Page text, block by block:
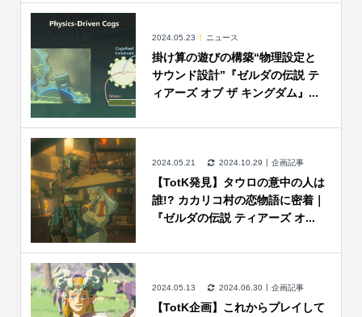
2024.05.23 ニュース
掛け算の遊びの構築“物理設定と
サウンド設計”『ゼルダの伝説 テ
ィアーズ オブ ザ キングダム』...
2024.05.21 2024.10.29 企画記事
【TotK発見】タウロの意中の人は
誰!? カカリコ村の恋物語に密着｜
『ゼルダの伝説 ティアーズ オ...
2024.05.13 2024.06.30 企画記事
【TotK企画】これからプレイして